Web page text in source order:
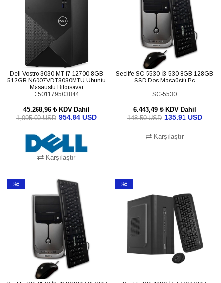
Dell Vostro 3030 MT i7 12700 8GB
512GB N6007VDT3030MTU Ubuntu
Masaüstü Bilgisayar
3501179503844
45.268,96 ₺ KDV Dahil
954.84 USD
1,095.00 USD
Karşılaştır
Seclife SC-5530 İ3-530 8GB 128GB
SSD Dos Masaüstü Pc
SC-5530
6.443,49 ₺ KDV Dahil
135.91 USD
148.50 USD
Karşılaştır
%8
%8
%8İndirim